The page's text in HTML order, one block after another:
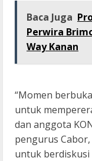
Baca Juga
Perwira
Way Kanan
“Momen
untuk
dan anggota
pengurus
untuk berdiskusi